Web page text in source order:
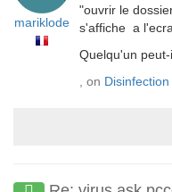
mariklode
"ouvrir le
s'affiche a
Quelqu'un
, on Disinfection